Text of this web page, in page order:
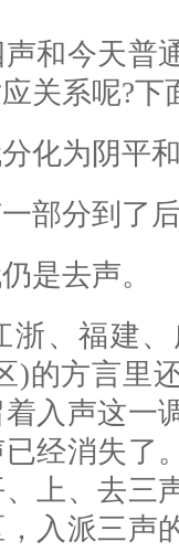
今天普
关系呢?
为阴平
分到了后
去声。
、福建、
)的方言里
入声这一
经消失了
上、去三
入派三声